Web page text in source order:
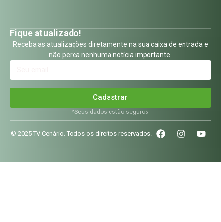
Fique atualizado!
Receba as atualizações diretamente na sua caixa de entrada e
não perca nenhuma notícia importante.
Cadastrar
*Seus dados estão seguros
© 2025 TV Cenário. Todos os direitos reservados.